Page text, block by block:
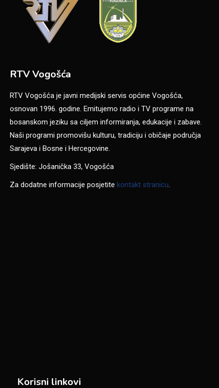
RTV Vogošća
RTV Vogošća je javni medijski servis općine Vogošća,
osnovan 1996. godine. Emitujemo radio i TV programe na
bosanskom jeziku sa ciljem informiranja, edukacije i zabave.
Naši programi promovišu kulturu, tradiciju i običaje područja
Sarajeva i Bosne i Hercegovine.
Sjedište: Jošanička 33, Vogošća
Za dodatne informacije posjetite kontakt stranicu.
Korisni linkovi